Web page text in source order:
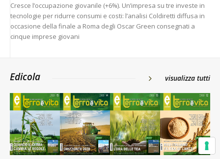
Cresce l’occupazione giovanile (+6%). Un’impresa su tre investe in
tecnologie per ridurre consumi e costi: l’analisi Coldiretti diffusa in
occasione della finale a Roma degli Oscar Green consegnati a
cinque imprese giovani
Edicola visualizza tutti